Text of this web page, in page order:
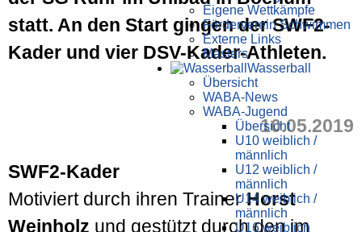
Eigene Wettkämpfe
Förderverein Schwimmen
Externe Links
Masters
Wasser­ball
Übersicht
WABA-News
WABA-Jugend
Übersicht
U10 weiblich /
männlich
U12 weiblich /
männlich
U14 weiblich /
männlich
U16 weiblich
statt. An den Start gingen der SWF2-
Kader und vier DSV-Kader-Athleten.
10.05.2019
SWF2-Kader
Motiviert durch ihren TrainerHorst
Weinholz und gestützt durch den im